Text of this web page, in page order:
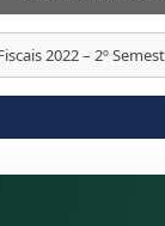
2022 – 2º